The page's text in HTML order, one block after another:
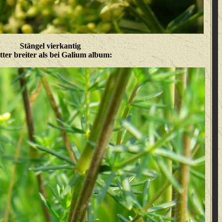
Stängel vierkantig
breiter als bei Galium album: